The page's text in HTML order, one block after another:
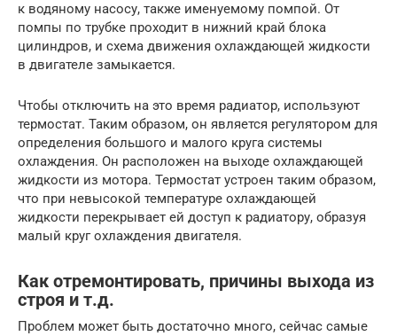
к водяному насосу, также именуемому помпой. От
помпы по трубке проходит в нижний край блока
цилиндров, и схема движения охлаждающей жидкости
в двигателе замыкается.
Чтобы отключить на это время радиатор, используют
термостат. Таким образом, он является регулятором для
определения большого и малого круга системы
охлаждения. Он расположен на выходе охлаждающей
жидкости из мотора. Термостат устроен таким образом,
что при невысокой температуре охлаждающей
жидкости перекрывает ей доступ к радиатору, образуя
малый круг охлаждения двигателя.
Как отремонтировать, причины выхода из
строя и т.д.
Проблем может быть достаточно много, сейчас самые